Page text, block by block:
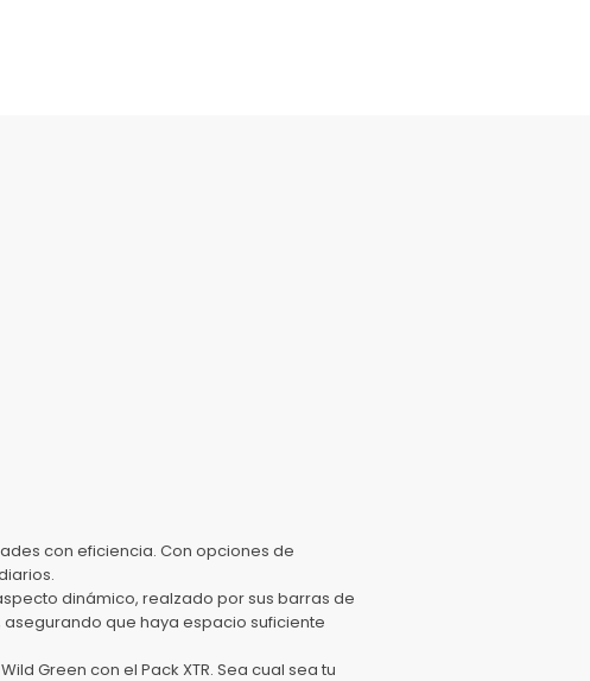
con eficiencia. Con opciones de
dinámico, realzado por sus barras de
que haya espacio suficiente
Green con el Pack XTR. Sea cual sea tu